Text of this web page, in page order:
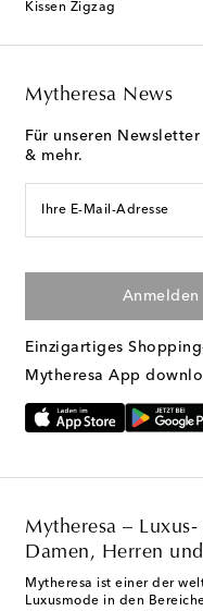
Kissen Zigzag
Mytheresa News
Für unseren
& mehr.
Ihre E-Mail-Adresse
Anmelden
Einzigartiges
Mytheresa App
Mytheresa –
Damen, Herren
Mytheresa ist einer der
Luxusmode in den